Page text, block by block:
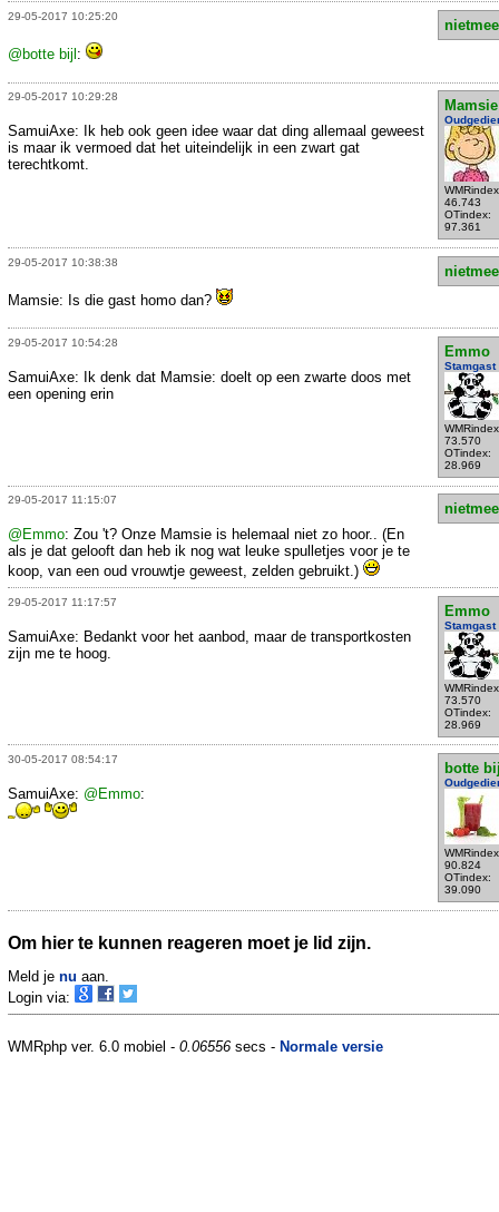
29-05-2017 10:25:20
@botte bijl :
29-05-2017 10:29:28
Mamsie
46.743
OTindex:
97.361
SamuiAxe: Ik heb ook geen idee waar dat ding allemaal geweest
is maar ik vermoed dat het uiteindelijk in een zwart gat
terechtkomt.
29-05-2017 10:38:38
Mamsie: Is die gast homo dan?
29-05-2017 10:54:28
Emmo
Stamgast
73.570
OTindex:
28.969
SamuiAxe: Ik denk dat Mamsie: doelt op een zwarte doos met
een opening erin
29-05-2017 11:15:07
@Emmo: Zou 't? Onze Mamsie is helemaal niet zo hoor.. (En
als je dat gelooft dan heb ik nog wat leuke spulletjes voor je te
koop, van een oud vrouwtje geweest, zelden gebruikt.)
29-05-2017 11:17:57
Emmo
Stamgast
73.570
OTindex:
28.969
SamuiAxe: Bedankt voor het aanbod, maar de transportkosten
zijn me te hoog.
30-05-2017 08:54:17
botte
90.824
OTindex:
39.090
SamuiAxe: @Emmo:
Om hier te kunnen reageren moet je lid zijn.
Meld je nu aan.
Login via:
WMRphp ver. 6.0 mobiel - 0.06556 secs - Normale versie